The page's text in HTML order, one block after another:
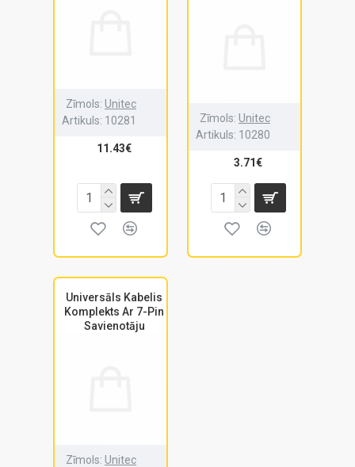
Zīmols: Unitec
Artikuls: 10281
11.43€
Zīmols: Unitec
Artikuls: 10280
3.71€
Universāls Kabelis
Komplekts Ar 7-Pin
Savienotāju
Zīmols: Unitec